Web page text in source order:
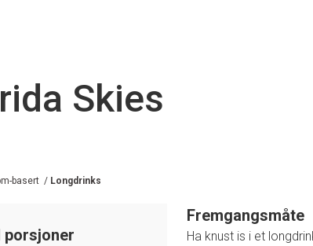
Skies
basert / Longdrinks
porsjoner
Fremgangsmåte
Ha knust is i et